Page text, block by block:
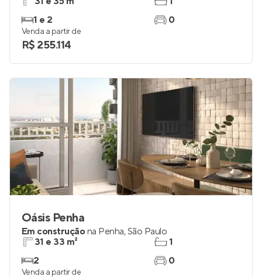
1 e 2
0
Venda a partir de
R$ 255.114
Oásis Penha
Em construçãona Penha,São Paulo
31 e 33 m²
2
1
0
Venda a partir de